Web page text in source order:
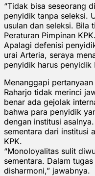
“Tidak bisa seseorang
penyidik tanpa seleksi.
usulan dan seleksi. Bila
Peraturan Pimpinan
Apalagi defenisi
urai Arteria, seraya
penyidik harus penyidik
Menanggapi
Raharjo tidak merinci
benar ada gejolak
bahwa para penyidik
dengan institusi
sementara dari institusi
KPK.
“Monoloyalitas sulit
sementara. Dalam
disharmoni,” jawabnya.